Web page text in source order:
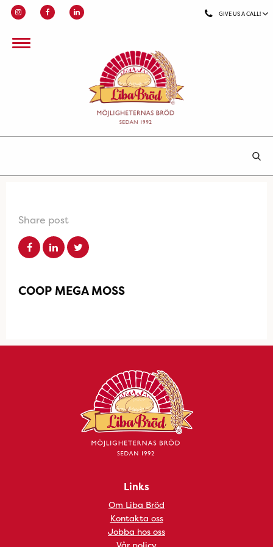
GIVE US A CALL!
Share post
COOP MEGA MOSS
Links
Om Liba Bröd
Kontakta oss
Jobba hos oss